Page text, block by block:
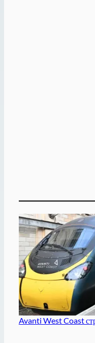
Avanti West Coast